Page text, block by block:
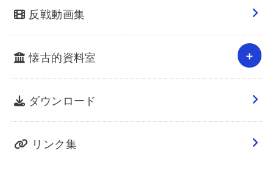
反戦動画集
懐古的資料室
ダウンロード
リンク集